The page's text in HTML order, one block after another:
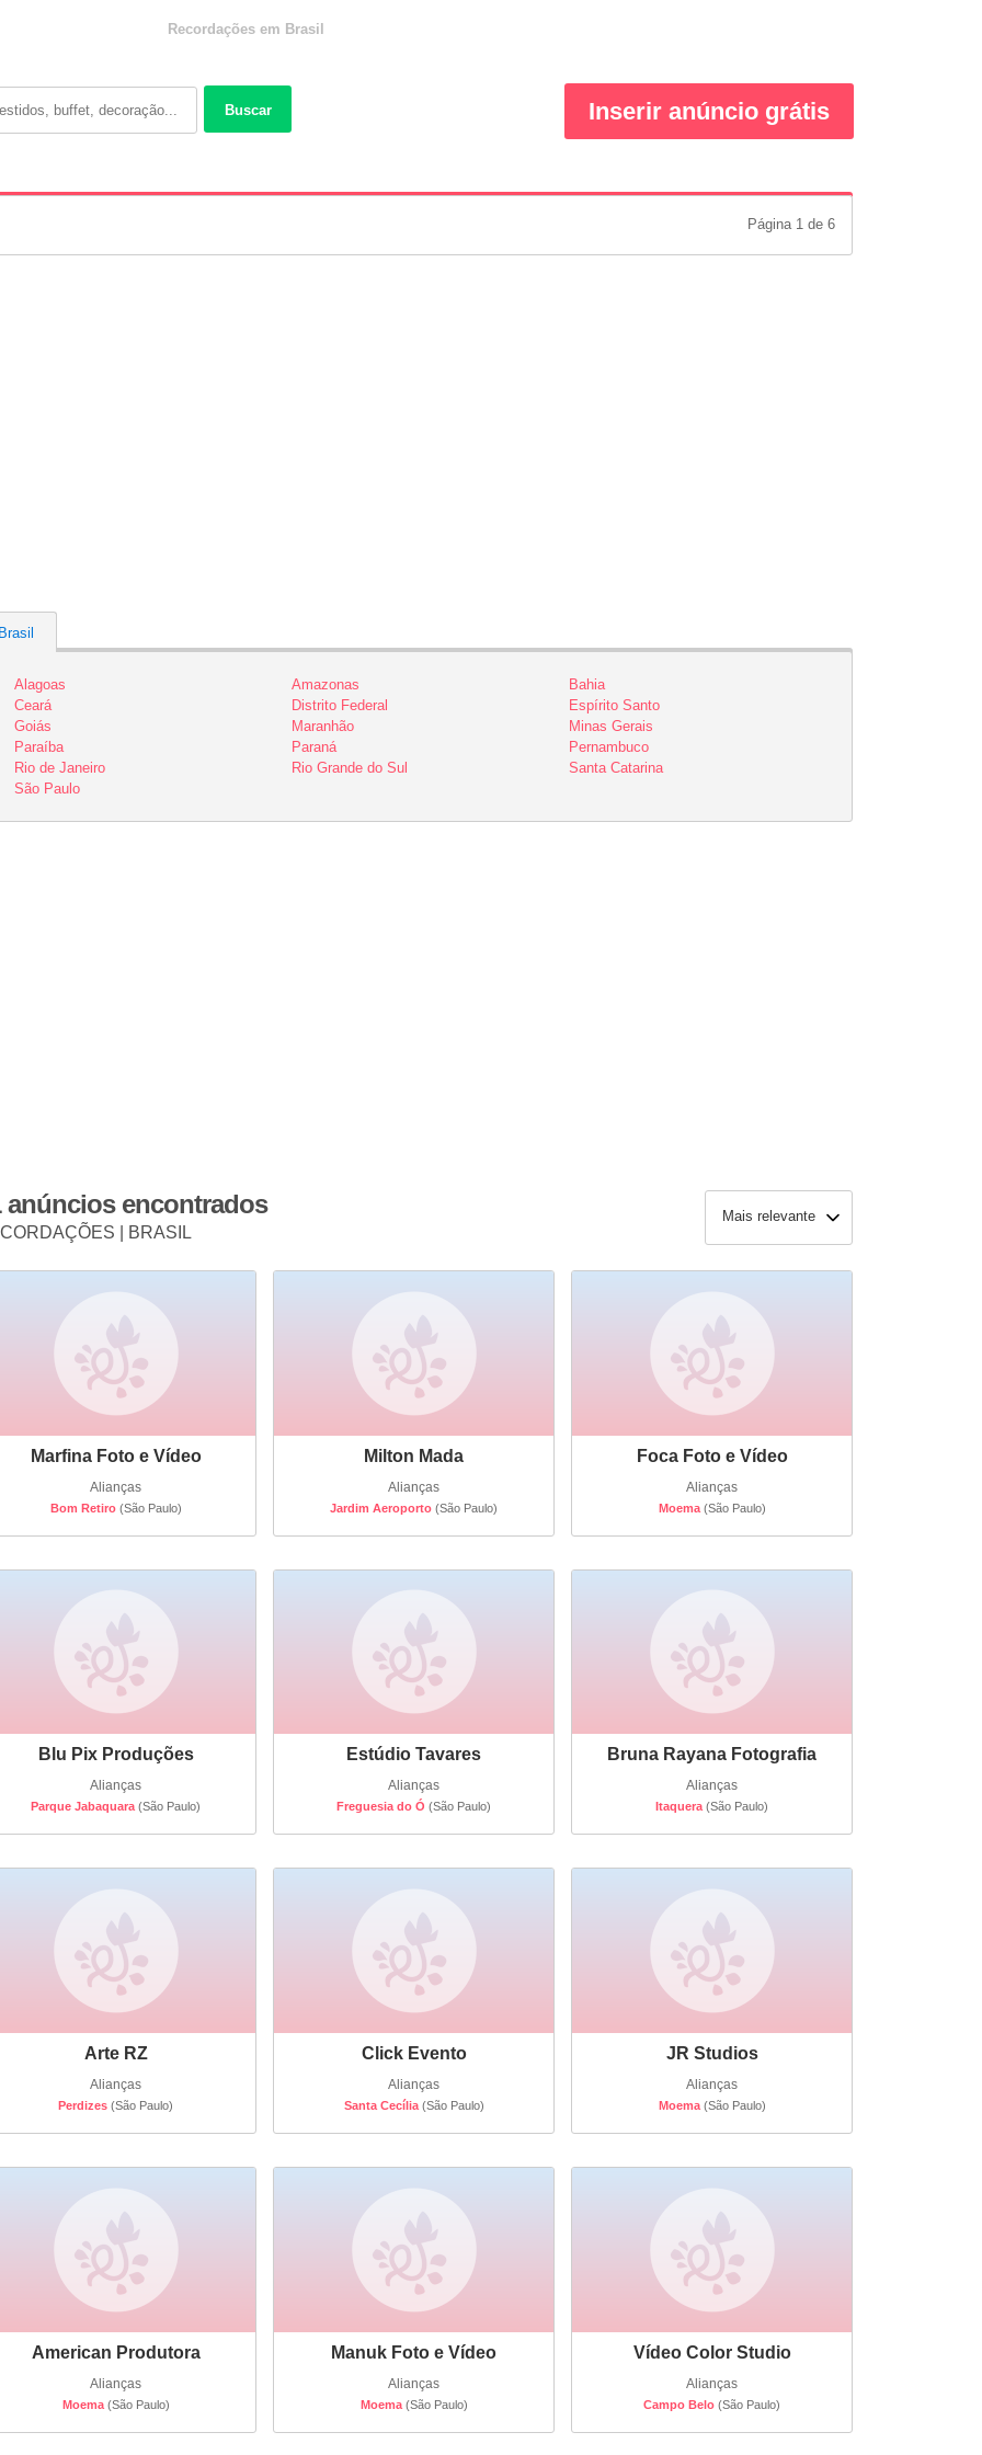
Recordações em Brasil
Buscar Inserir anúncio grátis
Página 1 de 6
Alagoas Amazonas
Bahia
Ceará
Distrito Federal
Espírito Santo
Goiás
Maranhão
Minas Gerais
Paraíba
Paraná
Pernambuco
Rio de Janeiro
Rio Grande do Sul
Santa Catarina
São Paulo
anúncios encontrados
| BRASIL
Mais relevante
Marfina Foto e Vídeo
Alianças
Bom Retiro(São Paulo)
Milton Mada
Alianças
Jardim Aeroporto (São Paulo)
Foca Foto e Vídeo
Alianças
Moema(São Paulo)
Blu Pix Produções
Alianças
Parque Jabaquara (São Paulo)
Estúdio Tavares
Alianças
Freguesia do Ó (São Paulo)
Bruna Rayana Fotografia
Alianças
Itaquera (São Paulo)
Arte RZ
Alianças
Perdizes (São Paulo)
Click Evento
Alianças
Santa Cecília(São Paulo)
JR Studios
Alianças
Moema(São Paulo)
American Produtora
Alianças
Moema(São Paulo)
Manuk Foto e Vídeo
Alianças
Moema(São Paulo)
Vídeo Color Studio
Alianças
Campo Belo (São Paulo)